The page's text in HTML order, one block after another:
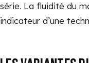
série. La fluidité du
indicateur d’une